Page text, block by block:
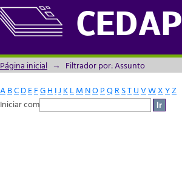
CEDAP
Filtrador por: Assunto
Página inicial → Filtrador por: Assunto
ABCDEFGH IJ KLM NOPQRSTUVWXYZ
Iniciar com